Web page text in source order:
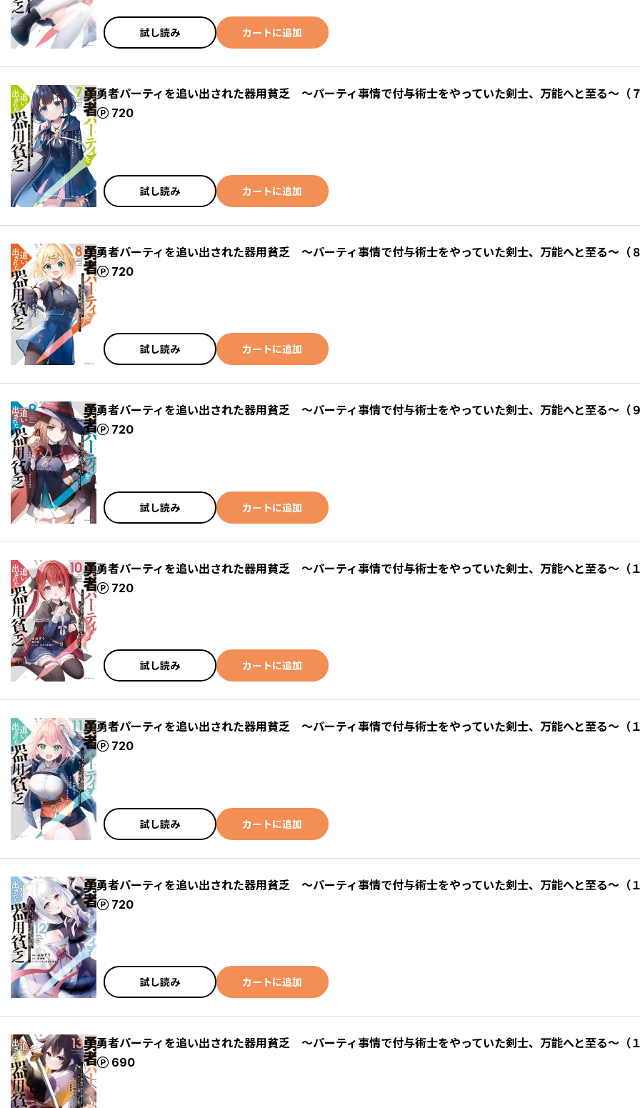
試し読み カートに追加
勇者パーティを追い出された器用貧乏 ～パーティ事情で付与術士をやっていた剣士、万能へと至る～（７
720
ポイント
試し読み カートに追加
勇者パーティを追い出された器用貧乏 ～パーティ事情で付与術士をやっていた剣士、万能へと至る～（８
720
ポイント
試し読み カートに追加
勇者パーティを追い出された器用貧乏 ～パーティ事情で付与術士をやっていた剣士、万能へと至る～（９
720
ポイント
試し読み カートに追加
勇者パーティを追い出された器用貧乏 ～パーティ事情で付与術士をやっていた剣士、万能へと至る～（１
720
ポイント
試し読み カートに追加
勇者パーティを追い出された器用貧乏 ～パーティ事情で付与術士をやっていた剣士、万能へと至る～（１
720
ポイント
試し読み カートに追加
勇者パーティを追い出された器用貧乏 ～パーティ事情で付与術士をやっていた剣士、万能へと至る～（１
720
ポイント
試し読み カートに追加
勇者パーティを追い出された器用貧乏 ～パーティ事情で付与術士をやっていた剣士、万能へと至る～（１
690
ポイント